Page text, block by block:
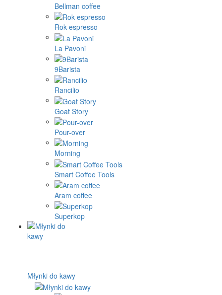
Bellman coffee
Rok espresso
La Pavoni
9Barista
Rancilio
Goat Story
Pour-over
Morning
Smart Coffee Tools
Aram coffee
Superkop
Młynki do kawy